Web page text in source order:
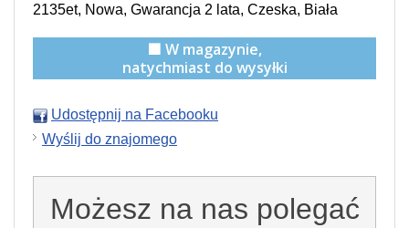
2135et, Nowa, Gwarancja 2 lata, Czeska, Biała
🟩 W magazynie,
natychmiast do wysyłki
Udostępnij na Facebooku
Wyślij do znajomego
Możesz na nas polegać